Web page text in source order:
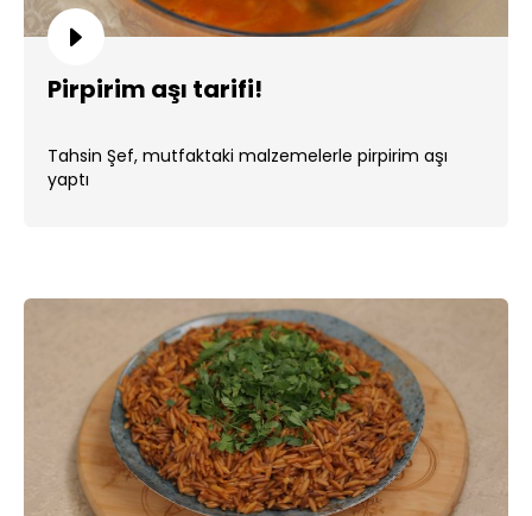
Pirpirim aşı tarifi!
Tahsin Şef, mutfaktaki malzemelerle pirpirim aşı
yaptı